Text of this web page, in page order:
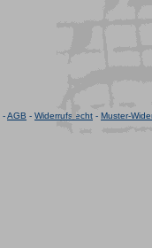
-AGB - Widerrufsrecht - Muster-